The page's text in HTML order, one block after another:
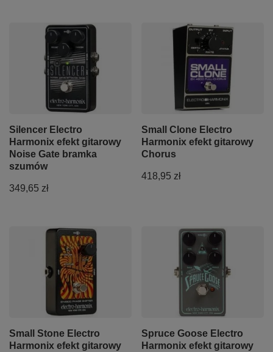
Silencer Electro
Harmonix efekt gitarowy
Noise Gate bramka
szumów
349,65 zł
Small Clone Electro
Harmonix efekt gitarowy
Chorus
418,95 zł
Small Stone Electro
Harmonix efekt gitarowy
Spruce Goose Electro
Harmonix efekt gitarowy